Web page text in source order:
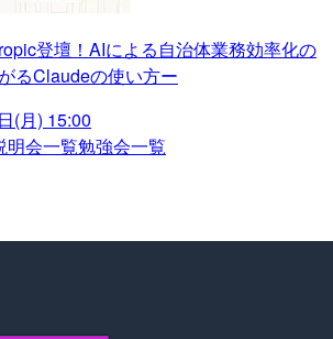
登壇！AIによる自治体業務効率化の
るClaudeの使い方ー
(月) 15:00
明会一覧勉強会一覧